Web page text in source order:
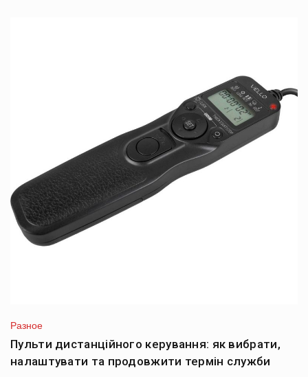
Разное
Пульти дистанційного керування: як вибрати,
налаштувати та продовжити термін служби